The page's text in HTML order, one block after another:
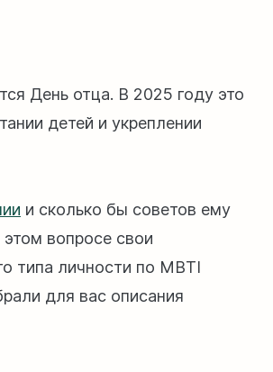
День отца. В 2025 году это
детей и укреплении
и сколько бы советов ему
вопросе свои
типа личности по MBTI
для вас описания